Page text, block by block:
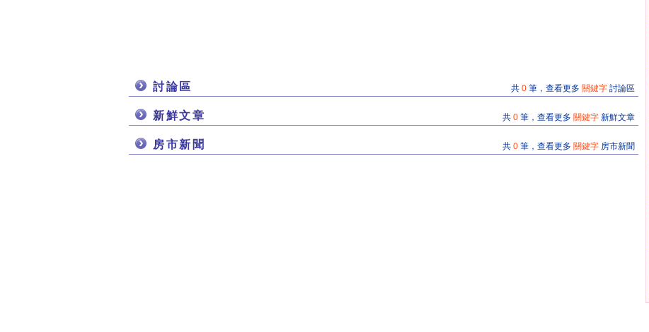
討論區 共 0 筆，查看更多 關鍵字 討論區
新鮮文章 共 0 筆，查看更多 關鍵字 新鮮文章
房市新聞 共 0 筆，查看更多 關鍵字 房市新聞